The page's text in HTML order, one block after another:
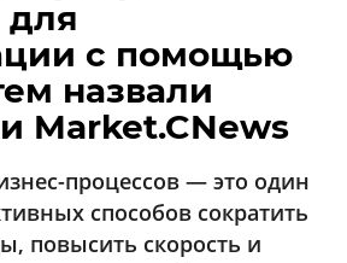
для
с помощью
назвали
Market.CNews
процессов — это один
способов сократить
повысить скорость и